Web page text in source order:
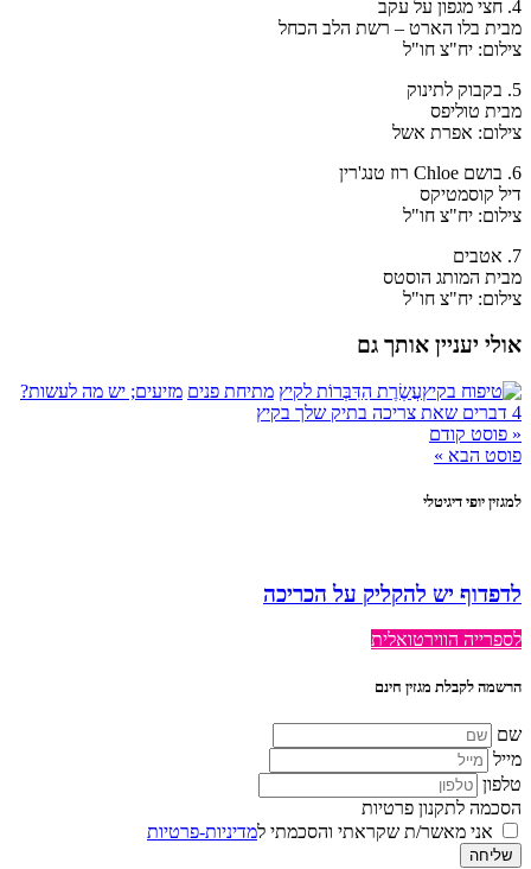
4. חצי מגפון על עקב
מבית בלו הארט – רשת הלב הכחל
צילום: יח"צ חו"ל
5. בקבוק לתינוק
מבית טוליפס
צילום: אפרת אשל
6. בושם Chloe רוז טנג'רין
דיל קוסמטיקס
צילום: יח"צ חו"ל
7. אטבים
מבית המותג הוסטס
צילום: יח"צ חו"ל
אולי יעניין אותך גם
עֲשֶׂרֶת הַדִּבְּרוֹת לקיץ מתיחת פנים מזיעים; יש מה לעשות?
4 דברים שאת צריכה בתיק שלך בקיץ
« פוסט קודם
פוסט הבא »
למגזין יופי דיגיטלי
לדפדוף יש להקליק על הכריכה
לספרייה הווירטואלית
הרשמה לקבלת מגזין חינם
שם
מייל
טלפון
הסכמה לתקנון פרטיות
אני מאשר/ת שקראתי והסכמתי למדיניות-פרטיות
שליחה